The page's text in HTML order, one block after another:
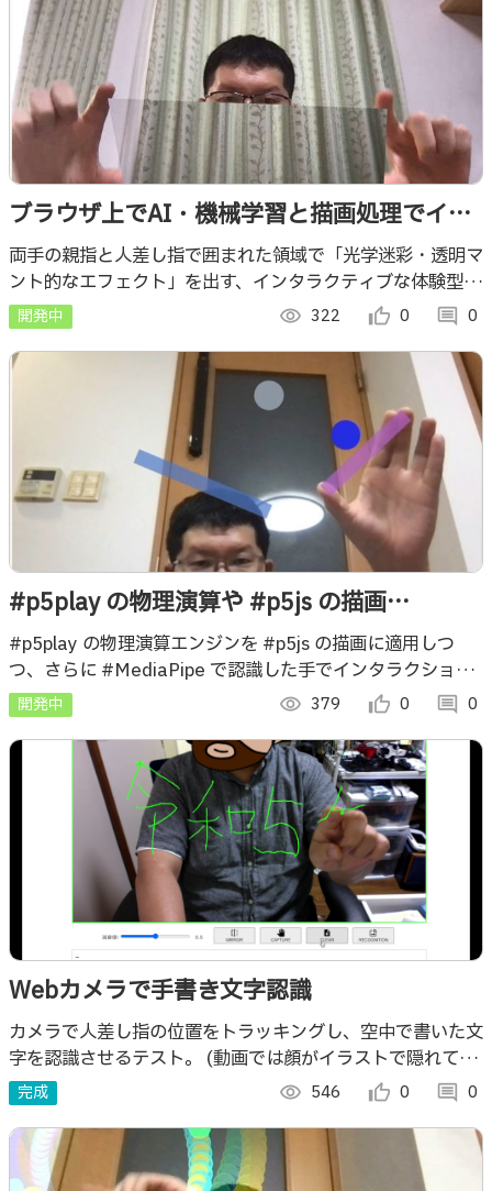
ブラウザ上でAI・機械学習と描画処理でイン
タラクティブな「透明マント・光学迷彩」-
【2025】
両手の親指と人差し指で囲まれた領域で「光学迷彩・透明マ
ント的なエフェクト」を出す、インタラクティブな体験型展
示です。カメラ画像に対するAI・機械学習処理と描画ライブ
ラリによる描画で実装しました。
開発中 visibility 322 thumb_up_alt 0 comment 0
#p5play の物理演算や #p5js の描画
#MediaPipe を組み合わせた試作
#p5play の物理演算エンジンを #p5js の描画に適用しつ
つ、さらに #MediaPipe で認識した手でインタラクション
が行える仕組みの試作です
開発中 visibility 379 thumb_up_alt 0 comment 0
Webカメラで手書き文字認識
カメラで人差し指の位置をトラッキングし、空中で書いた文
字を認識させるテスト。 (動画では顔がイラストで隠れてて
ますが、本番ではキチンと表示されます。）
完成 visibility 546 thumb_up_alt 0 comment 0